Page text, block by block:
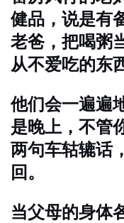
健品，说是有
老爸，把喝粥
从不爱吃的东
他们会一遍遍
是晚上，不管
两句车轱辘话
回。
当父母的身体